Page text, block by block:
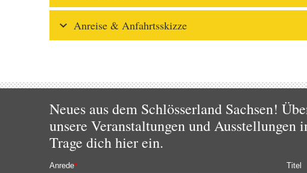
Anreise & Anfahrtsskizze
Neues aus dem Schlösserland Sachsen!
unsere Veranstaltungen und Ausstellungen
Trage dich hier ein.